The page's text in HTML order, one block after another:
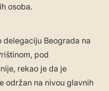
osoba.
Beograda na
pod
rekao je da je
održan na nivou glavnih